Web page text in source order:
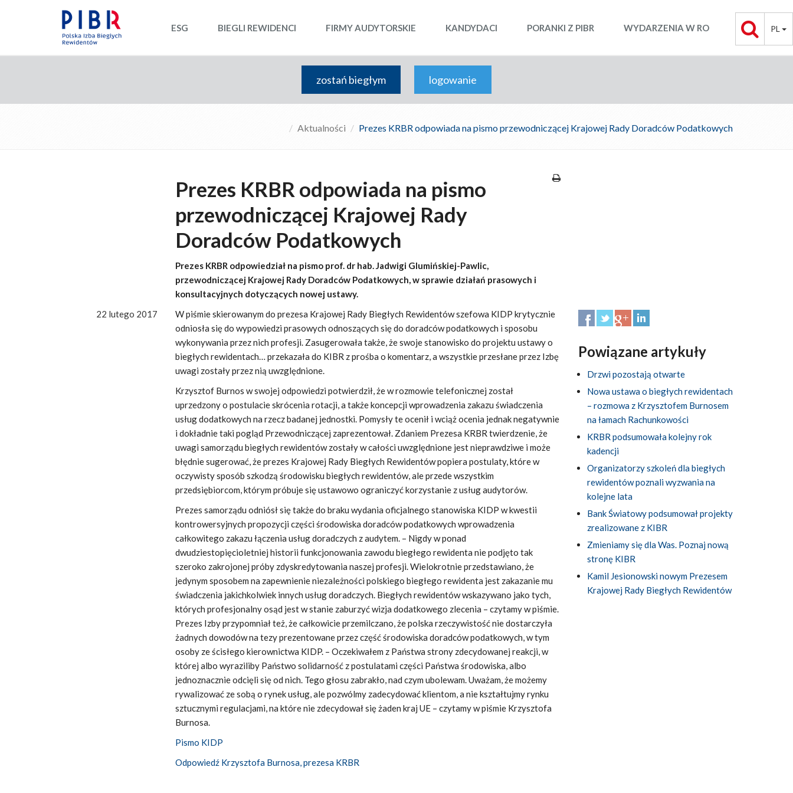
PL
ESG BIEGLI REWIDENCI FIRMY AUDYTORSKIE KANDYDACI PORANKI Z PIBR WYDARZENIA W RO
zostań biegłym logowanie
Aktualności Prezes KRBR odpowiada na pismo przewodniczącej Krajowej Rady Doradców Podatkowych
Prezes KRBR odpowiada na pismo
przewodniczącej Krajowej Rady
Doradców Podatkowych
Prezes KRBR odpowiedział na pismo prof. dr hab. Jadwigi Glumińskiej-Pawlic,
przewodniczącej Krajowej Rady Doradców Podatkowych, w sprawie działań prasowych i
konsultacyjnych dotyczących nowej ustawy.
22 lutego 2017
W piśmie skierowanym do prezesa Krajowej Rady Biegłych Rewidentów szefowa KIDP krytycznie
odniosła się do wypowiedzi prasowych odnoszących się do doradców podatkowych i sposobu
wykonywania przez nich profesji. Zasugerowała także, że swoje stanowisko do projektu ustawy o
biegłych rewidentach… przekazała do KIBR z prośba o komentarz, a wszystkie przesłane przez Izbę
uwagi zostały przez nią uwzględnione.
Krzysztof Burnos w swojej odpowiedzi potwierdził, że w rozmowie telefonicznej został
uprzedzony o postulacie skrócenia rotacji, a także koncepcji wprowadzenia zakazu świadczenia
usług dodatkowych na rzecz badanej jednostki. Pomysły te ocenił i wciąż ocenia jednak negatywnie
i dokładnie taki pogląd Przewodniczącej zaprezentował. Zdaniem Prezesa KRBR twierdzenie, że
uwagi samorządu biegłych rewidentów zostały w całości uwzględnione jest nieprawdziwe i może
błędnie sugerować, że prezes Krajowej Rady Biegłych Rewidentów popiera postulaty, które w
oczywisty sposób szkodzą środowisku biegłych rewidentów, ale przede wszystkim
przedsiębiorcom, którym próbuje się ustawowo ograniczyć korzystanie z usług audytorów.
Prezes samorządu odniósł się także do braku wydania oficjalnego stanowiska KIDP w kwestii
kontrowersyjnych propozycji części środowiska doradców podatkowych wprowadzenia
całkowitego zakazu łączenia usług doradczych z audytem. – Nigdy w ponad
dwudziestopięcioletniej historii funkcjonowania zawodu biegłego rewidenta nie podjęto tak
szeroko zakrojonej próby zdyskredytowania naszej profesji. Wielokrotnie przedstawiano, że
jedynym sposobem na zapewnienie niezależności polskiego biegłego rewidenta jest zakazanie mu
świadczenia jakichkolwiek innych usług doradczych. Biegłych rewidentów wskazywano jako tych,
których profesjonalny osąd jest w stanie zaburzyć wizja dodatkowego zlecenia – czytamy w piśmie.
Prezes Izby przypomniał też, że całkowicie przemilczano, że polska rzeczywistość nie dostarczyła
żadnych dowodów na tezy prezentowane przez część środowiska doradców podatkowych, w tym
osoby ze ścisłego kierownictwa KIDP. – Oczekiwałem z Państwa strony zdecydowanej reakcji, w
której albo wyraziliby Państwo solidarność z postulatami części Państwa środowiska, albo
jednoznacznie odcięli się od nich. Tego głosu zabrakło, nad czym ubolewam. Uważam, że możemy
rywalizować ze sobą o rynek usług, ale pozwólmy zadecydować klientom, a nie kształtujmy rynku
sztucznymi regulacjami, na które nie zdecydował się żaden kraj UE – czytamy w piśmie Krzysztofa
Burnosa.
Pismo KIDP
Odpowiedź Krzysztofa Burnosa, prezesa KRBR
Powiązane artykuły
Drzwi pozostają otwarte
Nowa ustawa o biegłych rewidentach
– rozmowa z Krzysztofem Burnosem
na łamach Rachunkowości
KRBR podsumowała kolejny rok
kadencji
Organizatorzy szkoleń dla biegłych
rewidentów poznali wyzwania na
kolejne lata
Bank Światowy podsumował projekty
zrealizowane z KIBR
Zmieniamy się dla Was. Poznaj nową
stronę KIBR
Kamil Jesionowski nowym Prezesem
Krajowej Rady Biegłych Rewidentów